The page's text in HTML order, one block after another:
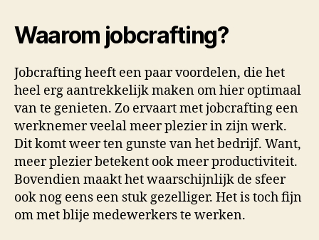
Waarom jobcrafting?
Jobcrafting heeft een paar voordelen, die het
heel erg aantrekkelijk maken om hier optimaal
van te genieten. Zo ervaart met jobcrafting een
werknemer veelal meer plezier in zijn werk.
Dit komt weer ten gunste van het bedrijf. Want,
meer plezier betekent ook meer productiviteit.
Bovendien maakt het waarschijnlijk de sfeer
ook nog eens een stuk gezelliger. Het is toch fijn
om met blije medewerkers te werken.